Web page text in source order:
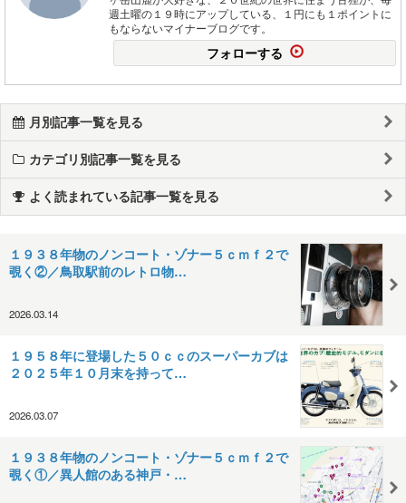
週土曜の１９時にアップしている、１円にも１ポイントに
もならないマイナーブログです。
フォローする
月別記事一覧を見る
カテゴリ別記事一覧を見る
よく読まれている記事一覧を見る
１９３８年物のノンコート・ゾナー５ｃｍｆ２で
覗く②／鳥取駅前のレトロ物…
2026.03.14
１９５８年に登場した５０ｃｃのスーパーカブは
２０２５年１０月末を持って…
2026.03.07
１９３８年物のノンコート・ゾナー５ｃｍｆ２で
覗く①／異人館のある神戸・…